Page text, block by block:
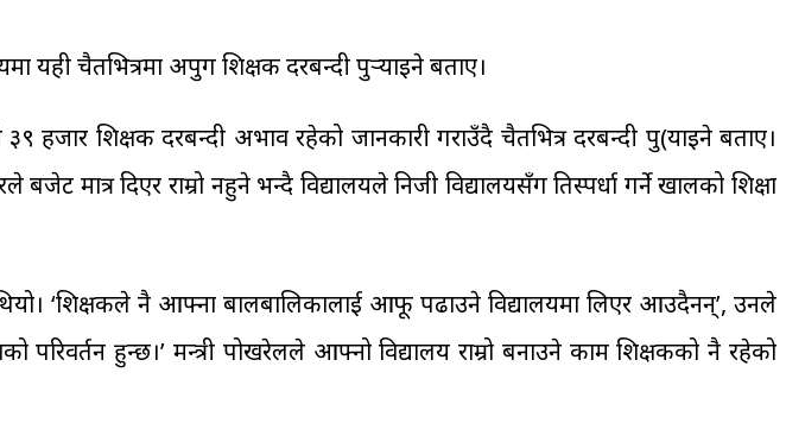
यही चैतभित्रमा अपुग शिक्षक दरबन्दी पुर्‍याइने बताए।
हजार शिक्षक दरबन्दी अभाव रहेको जानकारी गराउँदै चैतभित्र दरबन्दी पु(याइने बताए।
मात्र दिएर राम्रो नहुने भन्दै विद्यालयले निजी विद्यालयसँग प्रतिस्पर्धा गर्ने खालको शिक्षा
‘शिक्षकले नै आफ्ना बालबालिकालाई आफू पढाउने विद्यालयमा लिएर आउदैनन्’, उनले
परिवर्तन हुन्छ।’ मन्त्री पोखरेलले आफ्नो विद्यालय राम्रो बनाउने काम शिक्षकको नै रहेको